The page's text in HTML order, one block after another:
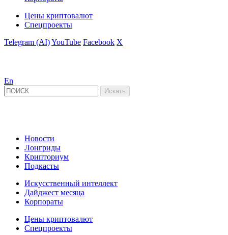
Цены криптовалют
Спецпроекты
Telegram (AI)YouTube Facebook X
En
Новости
Лонгриды
Крипториум
Подкасты
Искусственный интеллект
Дайджест месяца
Корпораты
Цены криптовалют
Спецпроекты